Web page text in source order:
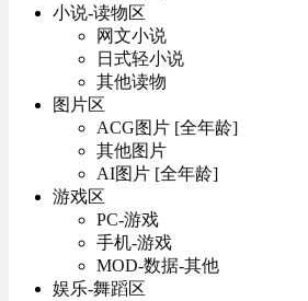
小说-读物区
网文小说
日式轻小说
其他读物
图片区
ACG图片 [全年龄]
其他图片
AI图片 [全年龄]
游戏区
PC-游戏
手机-游戏
MOD-数据-其他
娱乐-舞蹈区